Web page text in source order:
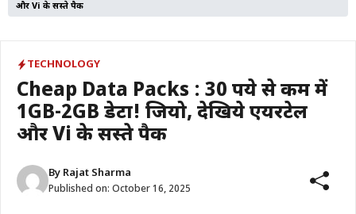
और Vi के सस्ते पैक
TECHNOLOGY
Cheap Data Packs : 30 रुपये से कम में
1GB-2GB डेटा! जियो, देखिये एयरटेल
और Vi के सस्ते पैक
By Rajat Sharma
Published on: October 16, 2025